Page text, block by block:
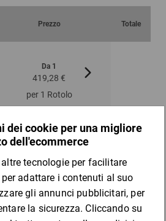
Prezzo Totale
Da 1
419,28 €
per 1 Rotolo
Campione
PRODOTTO
di diverse lunghezze.